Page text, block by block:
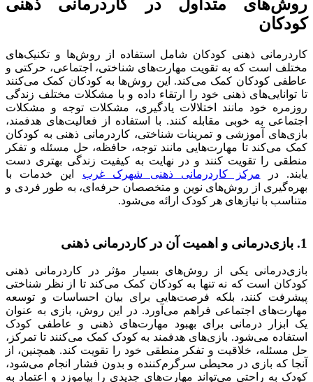
روش‌های متداول در کاردرمانی ذهنی
کودکان
کاردرمانی ذهنی کودکان شامل استفاده از روش‌ها و تکنیک‌های
مختلف است که به تقویت مهارت‌های شناختی، اجتماعی، حرکتی و
عاطفی کودکان کمک می‌کند. این روش‌ها به کودکان کمک می‌کنند
تا توانایی‌های ذهنی خود را ارتقاء داده و با مشکلات مختلف زندگی
روزمره خود مانند اختلالات یادگیری، مشکلات توجه و مشکلات
اجتماعی به خوبی مقابله کنند. با استفاده از فعالیت‌های هدفمند،
بازی‌های آموزشی و تمرینات شناختی، کاردرمانی ذهنی به کودکان
کمک می‌کند تا مهارت‌هایی مانند توجه، حافظه، حل مسئله و تفکر
منطقی را تقویت کنند و در نهایت به کیفیت زندگی بهتری دست
یابند. در مرکز کاردرمانی ذهنی شهرک غرب این خدمات با
بهره‌گیری از روش‌های نوین و متخصصان حرفه‌ای، به طور فردی و
متناسب با نیازهای هر کودک ارائه می‌شود.
1. بازی‌درمانی و اهمیت آن در کاردرمانی ذهنی
بازی‌درمانی یکی از روش‌های بسیار مؤثر در کاردرمانی ذهنی
کودکان است که نه تنها به کودکان کمک می‌کند تا از نظر شناختی
پیشرفت کنند، بلکه فرصت‌هایی برای بیان احساسات و توسعه
مهارت‌های اجتماعی فراهم می‌آورد. در این روش، بازی به عنوان
یک ابزار درمانی برای بهبود مهارت‌های ذهنی و عاطفی کودک
استفاده می‌شود. بازی‌های هدفمند به کودک کمک می‌کنند تا تمرکز،
حل مسئله، خلاقیت و تفکر منطقی خود را تقویت کند. همچنین، از
آنجا که بازی در محیطی سرگرم‌کننده و بدون فشار انجام می‌شود،
کودک به راحتی می‌تواند مهارت‌های جدیدی را بیاموزد و اعتماد به